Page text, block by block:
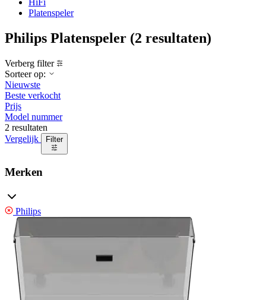
HiFi
Platenspeler
Philips Platenspeler (2 resultaten)
Verberg filter
Sorteer op:
Nieuwste
Beste verkocht
Prijs
Model nummer
2 resultaten
Vergelijk
Filter
Merken
Philips